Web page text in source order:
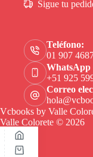
Sigue tu
Teléfono:
01 907
WhatsApp
+51 925
Correo
Vcbooks by Valle
Valle Colorete © 2026